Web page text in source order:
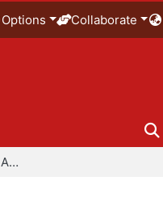
Options Collaborate
Especialidad en Diseño Ambiental